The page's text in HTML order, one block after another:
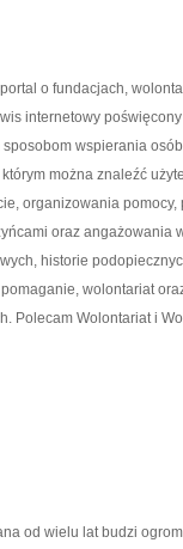
o fundacjach,
internetowy
wspierania
można znaleźć
organizowania
oraz angażowania
historie
wolontariat
Polecam Wolontariat i
od wielu lat budzi